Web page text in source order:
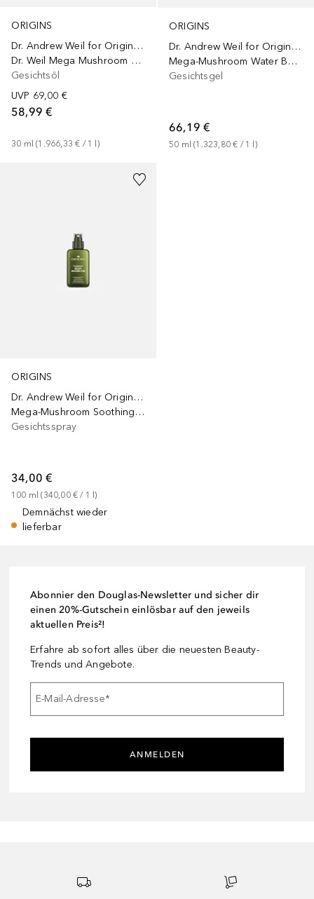
ORIGINS
Dr. Andrew Weil for Origins™
Dr. Weil Mega Mushroom Rescue Concentrate
Gesichtsöl
UVP 69,00 €
58,99 €
30 ml (1.966,33 € / 1 )
ORIGINS
Dr. Andrew Weil for Origins™
Mega-Mushroom Water Burst Gel
Gesichtsgel
66,19 €
50 ml (1.323,80 € / 1 l)
ORIGINS
Dr. Andrew Weil for Origins™
Mega-Mushroom Soothing Hydra-Mist with Reishi and Snow Mushroom
Gesichtsspray
34,00 €
100 ml (340,00 € / 1 l)
Demnächst wieder
lieferbar
Abonnier den Douglas-Newsletter und sicher dir
einen 20%-Gutschein einlösbar auf den jeweils
aktuellen Preis²!
Erfahre ab sofort alles über die neuesten Beauty-
Trends und Angebote.
E-Mail-Adresse*
ANMELDEN